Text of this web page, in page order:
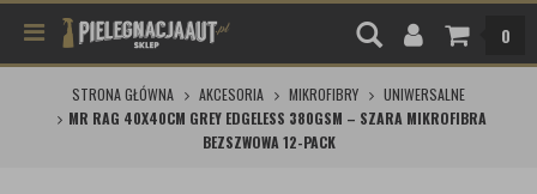
0
STRONA GŁÓWNA AKCESORIA MIKROFIBRY
UNIWERSALNE
MR RAG 40X40CM GREY EDGELESS 380GSM – SZARA MIKROFIBRA
BEZSZWOWA 12-PACK